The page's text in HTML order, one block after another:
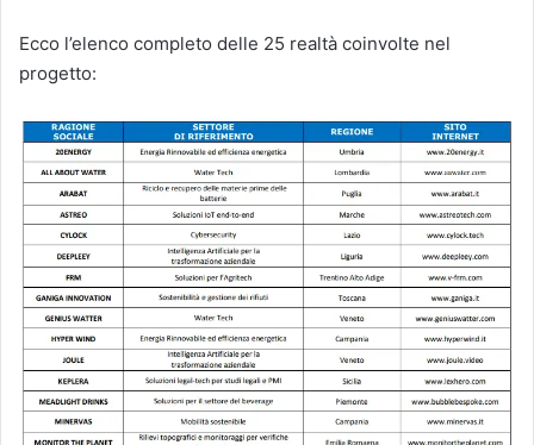
Ecco l’elenco completo delle 25 realtà coinvolte nel
progetto: